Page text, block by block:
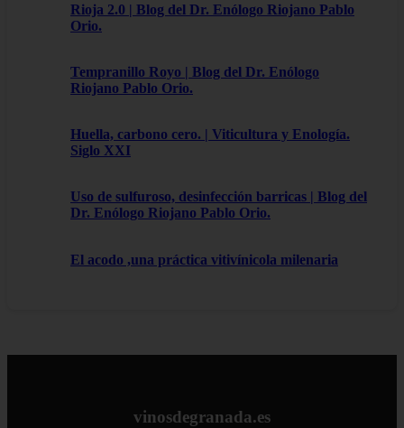
Rioja 2.0 | Blog del Dr. Enólogo Riojano Pablo
Orio.
Tempranillo Royo | Blog del Dr. Enólogo
Riojano Pablo Orio.
Huella, carbono cero. | Viticultura y Enología.
Siglo XXI
Uso de sulfuroso, desinfección barricas | Blog del
Dr. Enólogo Riojano Pablo Orio.
El acodo ,una práctica vitivínicola milenaria
vinosdegranada.es